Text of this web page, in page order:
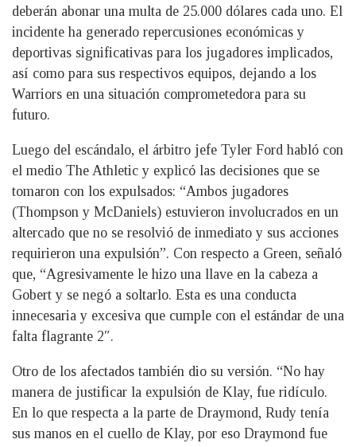
deberán abonar una multa de 25.000 dólares cada uno. El
incidente ha generado repercusiones económicas y
deportivas significativas para los jugadores implicados,
así como para sus respectivos equipos, dejando a los
Warriors en una situación comprometedora para su
futuro.
Luego del escándalo, el árbitro jefe Tyler Ford habló con
el medio The Athletic y explicó las decisiones que se
tomaron con los expulsados: “Ambos jugadores
(Thompson y McDaniels) estuvieron involucrados en un
altercado que no se resolvió de inmediato y sus acciones
requirieron una expulsión”. Con respecto a Green, señaló
que, “Agresivamente le hizo una llave en la cabeza a
Gobert y se negó a soltarlo. Esta es una conducta
innecesaria y excesiva que cumple con el estándar de una
falta flagrante 2″.
Otro de los afectados también dio su versión. “No hay
manera de justificar la expulsión de Klay, fue ridículo.
En lo que respecta a la parte de Draymond, Rudy tenía
sus manos en el cuello de Klay, por eso Draymond fue